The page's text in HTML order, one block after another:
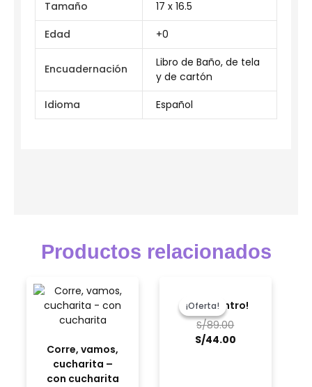
Tamaño
17 x 16.5
Edad
+0
Encuadernación
Libro de Baño, de tela
y de cartón
Idioma
Español
Productos relacionados
Corre, vamos,
cucharita –
con cucharita
¡Oferta!
¡Oferta!
¡Mira dentro!
S/89.00
original
era:
S/89.00.
S/44.00
actual
S/44.00.